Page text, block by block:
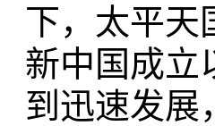
下，太平天
新中国成立
到迅速发展